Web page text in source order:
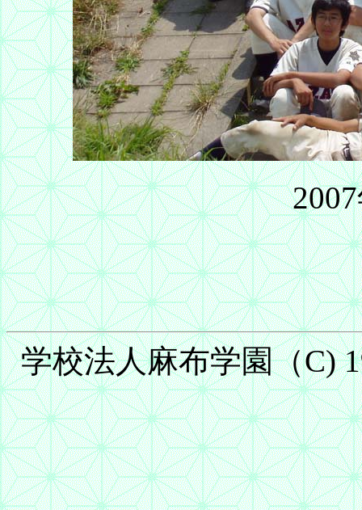
学校法人麻布学園（C)